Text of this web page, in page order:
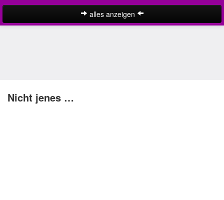
alles anzeigen
kurze Liebessprüche
Nicht jenes …